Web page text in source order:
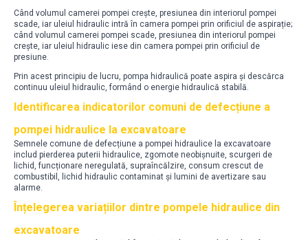
Când volumul camerei pompei crește, presiunea din interiorul pompei
scade, iar uleiul hidraulic intră în camera pompei prin orificiul de aspirație;
când volumul camerei pompei scade, presiunea din interiorul pompei
crește, iar uleiul hidraulic iese din camera pompei prin orificiul de
presiune.
Prin acest principiu de lucru, pompa hidraulică poate aspira și descărca
continuu uleiul hidraulic, formând o energie hidraulică stabilă.
Identificarea indicatorilor comuni de defecțiune a
pompei hidraulice la excavatoare
Semnele comune de defecțiune a pompei hidraulice la excavatoare
includ pierderea puterii hidraulice, zgomote neobișnuite, scurgeri de
lichid, funcționare neregulată, supraîncălzire, consum crescut de
combustibil, lichid hidraulic contaminat și lumini de avertizare sau
alarme.
Înțelegerea variațiilor dintre pompele hidraulice din
excavatoare